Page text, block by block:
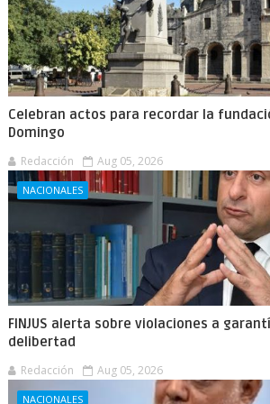
Celebran actos para recordar la
Domingo
Redacción Aug 05, 2026
NACIONALES
FINJUS alerta sobre violaciones a
delibertad
Redacción Aug 05, 2026
NACIONALES